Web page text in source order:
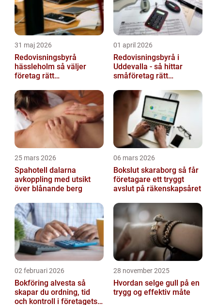
31 maj 2026
Redovisningsbyrå
hässleholm så väljer
företag rätt
01 april 2026
Redovisningsbyrå i
Uddevalla - så hittar
småföretag rätt
25 mars 2026
Spahotell dalarna
avkoppling med utsikt
över blånande berg
06 mars 2026
Bokslut skaraborg så får
företagare ett tryggt
avslut på räkenskapsåret
02 februari 2026
Bokföring alvesta så
skapar du ordning, tid
och kontroll i företagets
28 november 2025
Hvordan selge gull på en
trygg og effektiv måte